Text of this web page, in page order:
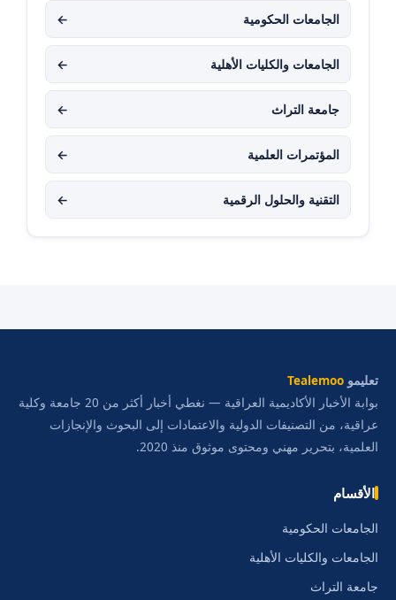
الجامعات الحكومية ←
الجامعات والكليات الأهلية ←
جامعة التراث ←
المؤتمرات العلمية ←
التقنية والحلول الرقمية ←
تعليمو Tealemoo
بوابة الأخبار الأكاديمية العراقية — نغطي أخبار أكثر من 20 جامعة وكلية
عراقية، من التصنيفات الدولية والاعتمادات إلى البحوث والإنجازات
العلمية، بتحرير مهني ومحتوى موثوق منذ 2020.
الأقسام
الجامعات الحكومية
الجامعات والكليات الأهلية
جامعة التراث